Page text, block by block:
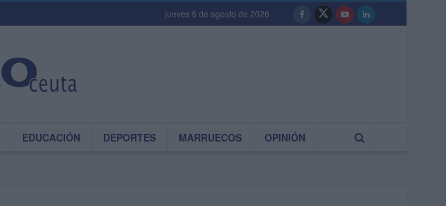
jueves 6 de agosto de 2026
EDUCACIÓN DEPORTES MARRUECOS OPINIÓN